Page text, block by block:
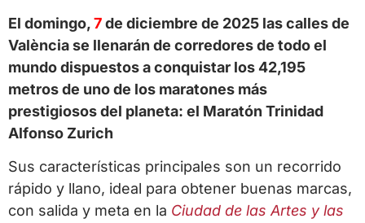
El domingo,7de diciembre de 2025 las calles de
València se llenarán de corredores de todo el
mundo dispuestos a conquistar los 42,195
metros de uno de los maratones más
prestigiosos del planeta: el Maratón Trinidad
Alfonso Zurich
Sus características principales son un recorrido
rápido y llano, ideal para obtener buenas marcas,
con salida y meta en la Ciudad de las Artes y las